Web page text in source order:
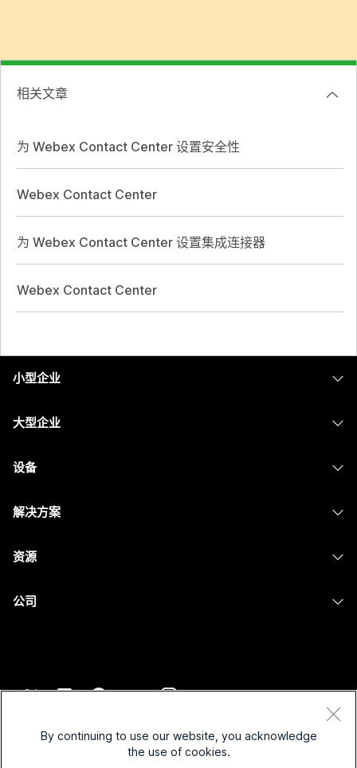
相关文章
为 Webex Contact Center 设置安全性
Webex Contact Center
为 Webex Contact Center 设置集成连接器
Webex Contact Center
小型企业
大型企业
安全性
设备
解决方案
非营利组织
新兴公司
资源
包容性
公司
联系销售
Webex 思想领导力
隐私权声明
By continuing to use our website, you acknowledge
the use of cookies.